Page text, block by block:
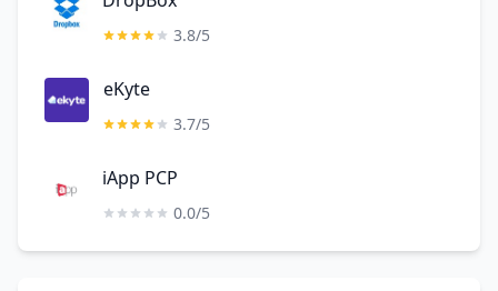
3.8/5
eKyte
3.7/5
iApp PCP
0.0/5